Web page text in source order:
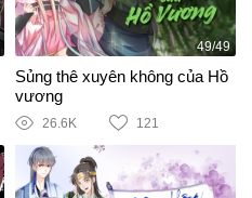
49/49
Sủng thê xuyên không của Hồ
vương
26.6K 121